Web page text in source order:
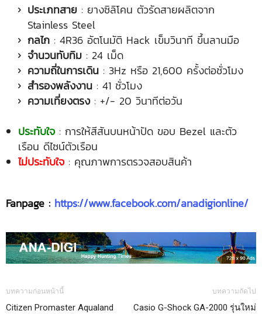
ประเภทสาย : ยางซิลิโคน ตัวรัดสายผลิตจาก
Stainless Steel
กลไก : 4R36 อัตโนมัติ Hack เข็มวินาที ขึ้นลานมือ
จำนวนทับทิม : 24 เม็ด
ความถี่ในการเดิน : 3Hz หรือ 21,600 ครั้งต่อชั่วโมง
สำรองพลังงาน : 41 ชั่วโมง
ความเที่ยงตรง: +/- 20 วินาทีต่อวัน
ประทับใจ : การให้สีสันบนหน้าปัด ขอบ Bezel และตัว
เรือน ดีไซน์ตัวเรือน
ไม่ประทับใจ : คุณภาพการตรวจสอบสินค้า
Fanpage : https://www.facebook.com/anadigionline/
บทความก่อนหน้านี้
Citizen Promaster Aqualand
บทความถัดไป
Casio G-Shock GA-2000 รุ่นใหม่